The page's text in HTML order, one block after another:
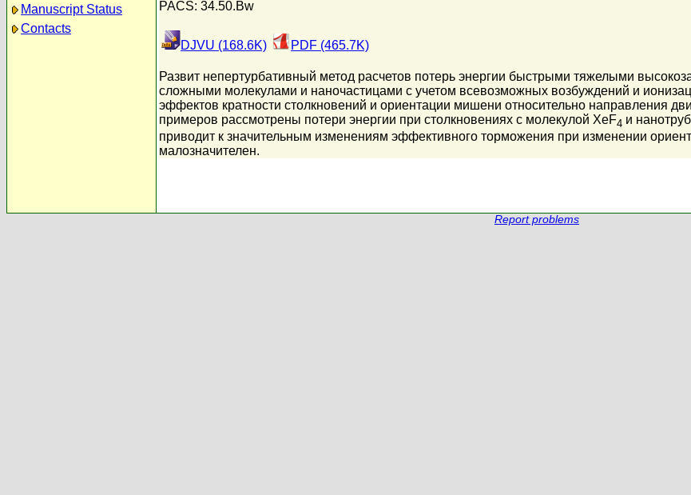
Manuscript Status
Contacts
PACS: 34.50.Bw
DJVU (168.6K) PDF (465.7K)
Развит непертурбативный метод расчетов потерь энергии быстрыми тяжелыми
сложными молекулами и наночастицами с учетом всевозможных возбуждений и
эффектов кратности столкновений и ориентации мишени относительно направления
примеров рассмотрены потери энергии при столкновениях с молекулой XeF4 и
приводит к значительным изменениям эффективного торможения при изменении
малозначителен.
Report problems